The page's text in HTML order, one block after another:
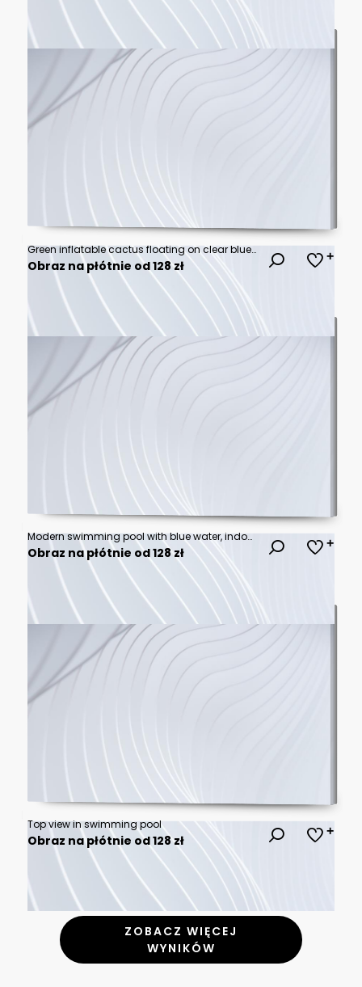
Green inflatable cactus floating on clear blue pool water with sunlight reflections
Obraz na płótnie od 128 zł
Modern swimming pool with blue water, indoors
Obraz na płótnie od 128 zł
Top view in swimming pool
Obraz na płótnie od 128 zł
ZOBACZ WIĘCEJ
WYNIKÓW